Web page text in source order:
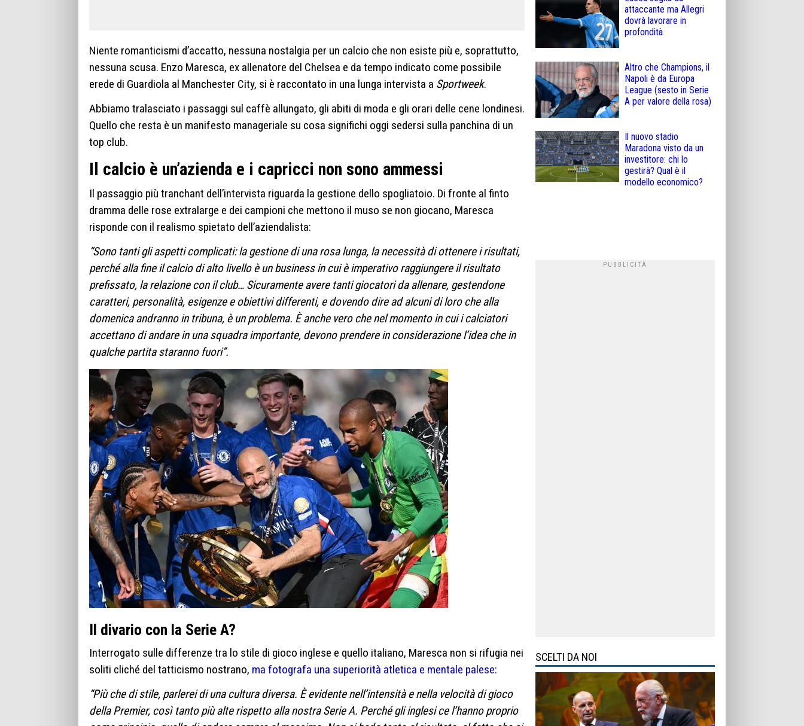
Niente romanticismi d’accatto, nessuna nostalgia per un calcio che non esiste più e, soprattutto,
nessuna scusa. Enzo Maresca, ex allenatore del Chelsea e da tempo indicato come possibile
erede di Guardiola al Manchester City, si è raccontato in una lunga intervista a Sportweek.
Abbiamo tralasciato i passaggi sul caffè allungato, gli abiti di moda e gli orari delle cene londinesi.
Quello che resta è un manifesto manageriale su cosa significhi oggi sedersi sulla panchina di un
top club.
Il calcio è un’azienda e i capricci non sono ammessi
Il passaggio più tranchant dell’intervista riguarda la gestione dello spogliatoio. Di fronte al finto
dramma delle rose extralarge e dei campioni che mettono il muso se non giocano, Maresca
risponde con il realismo spietato dell’aziendalista:
“Sono tanti gli aspetti complicati: la gestione di una rosa lunga, la necessità di ottenere i risultati,
perché alla fine il calcio di alto livello è un business in cui è imperativo raggiungere il risultato
prefissato, la relazione con il club… Sicuramente avere tanti giocatori da allenare, gestendone
caratteri, personalità, esigenze e obiettivi differenti, e dovendo dire ad alcuni di loro che alla
domenica andranno in tribuna, è un problema. È anche vero che nel momento in cui i calciatori
accettano di andare in una squadra importante, devono prendere in considerazione l’idea che in
qualche partita staranno fuori”.
Il divario con la Serie A?
Interrogato sulle differenze tra lo stile di gioco inglese e quello italiano, Maresca non si rifugia nei
soliti cliché del tatticismo nostrano, ma fotografa una superiorità atletica e mentale palese:
“Più che di stile, parlerei di una cultura diversa. È evidente nell’intensità e nella velocità di gioco
della Premier, così tanto più alte rispetto alla nostra Serie A. Perché gli inglesi ce l’hanno proprio
attaccante ma Allegri
dovrà lavorare in
profondità
Altro che Champions, il
Napoli è da Europa
League (sesto in Serie
A per valore della rosa)
Il nuovo stadio
Maradona visto da un
investitore: chi lo
gestirà? Qual è il
modello economico?
SCELTI DA NOI